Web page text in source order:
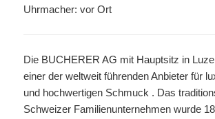
Uhrmacher: vor Ort
Die BUCHERER AG mit Hauptsitz in
einer der weltweit führenden Anbieter für
und hochwertigen Schmuck . Das
Schweizer Familienunternehmen wurde